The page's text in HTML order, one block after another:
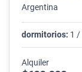
Argentina
dormitorios: 1 /
Alquiler